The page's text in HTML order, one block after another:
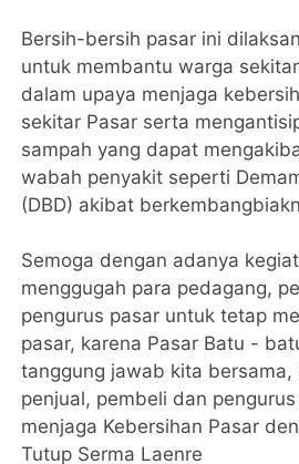
Bersih-bersih pasar ini
untuk membantu warga
dalam upaya menjaga
sekitar Pasar serta
sampah yang dapat
wabah penyakit seperti
(DBD) akibat
Semoga dengan adanya
menggugah para pedagang,
pengurus pasar untuk tetap
pasar, karena Pasar Batu -
tanggung jawab kita bersama,
penjual, pembeli dan
menjaga Kebersihan Pasar
Tutup Serma Laenre